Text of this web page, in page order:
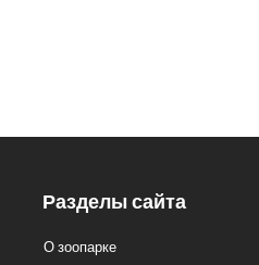
Разделы сайта
О зоопарке